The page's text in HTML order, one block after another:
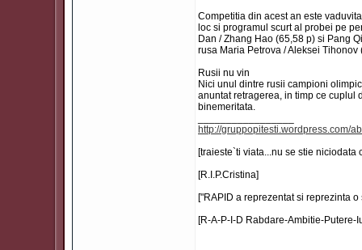
Competitia din acest an este
loc si programul scurt al probei pe
Dan / Zhang Hao (65,58 p) si Pang
rusa Maria Petrova / Aleksei Tihonov
Rusii nu vin
Nici unul dintre rusii campioni
anuntat retragerea, in timp ce cuplul
binemeritata.
http://gruppopitesti.wordpress.com/
[traieste`ti viata...nu se stie niciodata
[R.I.P.Cristina]
["RAPID a reprezentat si reprezinta
[R-A-P-I-D Rabdare-Ambitie-Putere-